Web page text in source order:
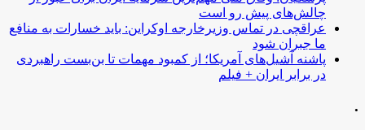
چالش‌های پیش رو است
عراقچی در تماس وزیرخارجه اوکراین: باید خسارات به منافع
ما جبران شود
پاشنه آشیل‌های آمریکا؛ از کمبود مهمات تا بن‌بست راهبردی
در برابر ایران + فیلم
.